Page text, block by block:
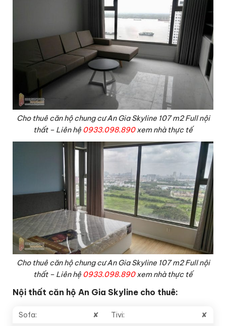
Cho thuê căn hộ chung cư An Gia Skyline 107 m2 Full nội
thất – Liên hệ 0933.098.890xem nhà thực tế
Cho thuê căn hộ chung cư An Gia Skyline 107 m2 Full nội
thất – Liên hệ 0933.098.890xem nhà thực tế
Nội thất căn hộ An Gia Skyline cho thuê:
Sofa: ✘ Tivi:
✘